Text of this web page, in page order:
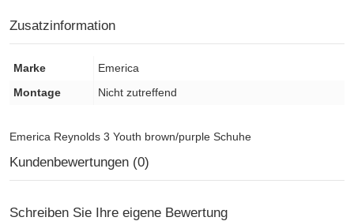
Zusatzinformation
Marke
Emerica
Montage
Nicht zutreffend
Emerica Reynolds 3 Youth brown/purple Schuhe
Kundenbewertungen (0)
Schreiben Sie Ihre eigene Bewertung